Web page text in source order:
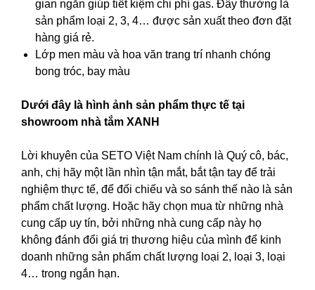
gian ngắn giúp tiết kiệm chi phí gas. Đây thường là
sản phẩm loại 2, 3, 4… được sản xuất theo đơn đặt
hàng giá rẻ.
Lớp men màu và hoa văn trang trí nhanh chóng
bong tróc, bay màu
Dưới đây là hình ảnh sản phẩm thực tế tại
showroom nhà tắm XANH
Lời khuyên của SETO Việt Nam chính là Quý cô, bác,
anh, chị hãy một lần nhìn tận mắt, bắt tận tay để trải
nghiệm thực tế, để đối chiếu và so sánh thế nào là sản
phẩm chất lượng. Hoặc hãy chọn mua từ những nhà
cung cấp uy tín, bởi những nhà cung cấp này họ
không đánh đổi giá trị thương hiệu của mình để kinh
doanh những sản phẩm chất lượng loại 2, loại 3, loại
4… trong ngắn hạn.